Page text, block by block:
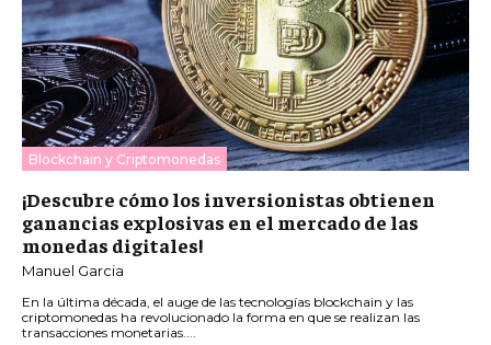
Blockchain y Criptomonedas
¡Descubre cómo los inversionistas obtienen
ganancias explosivas en el mercado de las
monedas digitales!
Manuel Garcia
En la última década, el auge de las tecnologías blockchain y las
criptomonedas ha revolucionado la forma en que se realizan las
transacciones monetarias....